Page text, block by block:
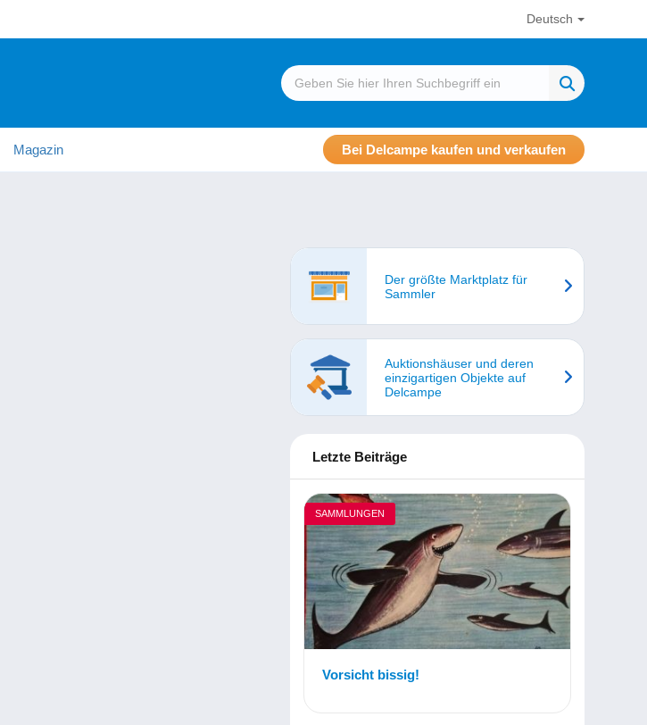
Deutsch
Magazin Bei Delcampe kaufen und verkaufen
Der größte Marktplatz für
Sammler
Auktionshäuser und deren
einzigartigen Objekte auf
Delcampe
Letzte Beiträge
SAMMLUNGEN
Vorsicht bissig!